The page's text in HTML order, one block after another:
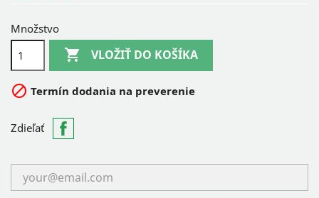
Množstvo
 VLOŽIŤ DO KOŠÍKA
 Termín dodania na preverenie
Zdieľať